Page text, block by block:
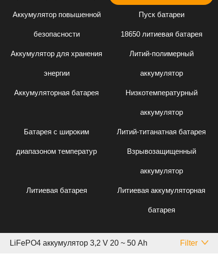
Аккумулятор повышенной
безопасности
Пуск батареи
18650 литиевая батарея
Аккумулятор для хранения
энергии
Литий-полимерный
аккумулятор
Аккумуляторная батарея Низкотемпературный
аккумулятор
Батарея с широким
диапазоном температур
Литий-титанатная батарея
Взрывозащищенный
аккумулятор
Литиевая батарея Литиевая аккумуляторная
батарея
LiFePO4 аккумулятор 3,2 V 20 ~ 50 Аh Filter